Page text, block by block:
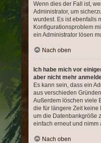
Wenn dies der Fall ist,
Administrator, um
wurdest. Es ist ebenfalls
Konfigurationsproblem
ein Administrator lösen
Nach oben
Ich habe mich vor
aber nicht mehr
Es kann sein, dass ein
aus verschieden
Außerdem löschen viele
die für längere Zeit
um die Datenbankgröße
einfach erneut und nimm
Nach oben